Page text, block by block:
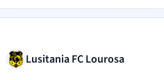
Lusitania FC Lourosa